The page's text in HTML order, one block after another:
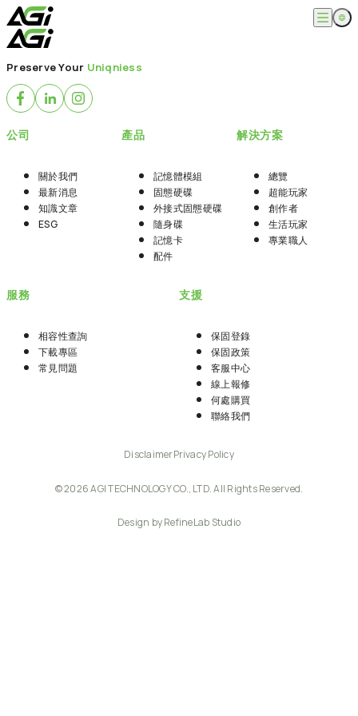
跳
至
主
要
容
English
繁體中文
關於我們
最新消息
產品
隨身碟
記憶卡
配件
創作者
生活玩家
專業職人
相容性查詢
下載專區
常見問題
支援
售後服務
Preserve Your Uniqniess
公司
關於我們
最新消息
知識文章
ESG
產品
記憶體模組
固態硬碟
外接式固態硬碟
隨身碟
記憶卡
配件
解決方案
總覽
超能玩家
創作者
生活玩家
專業職人
服務
相容性查詢
下載專區
常見問題
支援
保固登錄
保固政策
客服中心
線上報修
何處購買
聯絡我們
DisclaimerPrivacy Policy
© 2026 AGI TECHNOLOGY CO., LTD. All Rights Reserved.
Design by RefineLab Studio